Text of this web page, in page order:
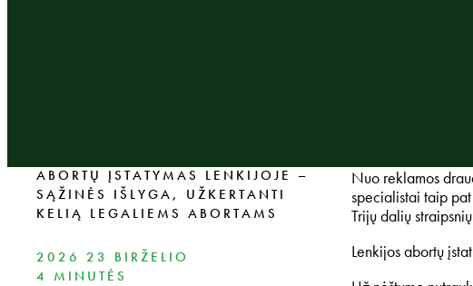
ABORTŲ ĮSTATYMAS LENKIJOJE –
SĄŽINĖS IŠLYGA, UŽKERTANTI
KELIĄ LEGALIEMS ABORTAMS
2026 23 BIRŽELIO
4 MINUTĖS
Nuo reklamos
specialistaitaip
Trijų dalių
Lenkijos abortų